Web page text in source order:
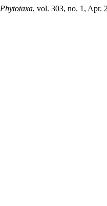
Phytotaxa, vol. 303, no. 1, Apr.